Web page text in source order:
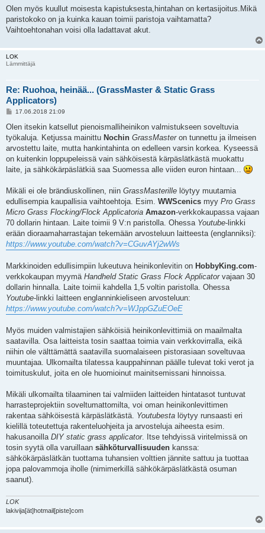
Olen myös kuullut moisesta kapistuksesta,hintahan on kertasijoitus.Mikä
paristokoko on ja kuinka kauan toimii paristoja vaihtamatta?
Vaihtoehtonahan voisi olla ladattavat akut.
LOK
Lämmittäjä
Re: Ruohoa, heinää... (GrassMaster & Static Grass
Applicators)
V
e
t
i
17.06.2018 21:09
Olen itsekin katsellut pienoismalliheinikon valmistukseen soveltuvia
työkaluja. Ketjussa mainittu Nochin GrassMasteron tunnettu ja ilmeisen
arvostettu laite, mutta hankintahinta on edelleen varsin korkea. Kyseessä
on kuitenkin loppupeleissä vain sähköisestä kärpäslätkästä muokattu
laite, ja sähkökärpäslätkiä saa Suomessa alle viiden euron hintaan...
Mikäli ei ole brändiuskollinen, niin GrassMasterille löytyy muutamia
edullisempia kaupallisia vaihtoehtoja. Esim. WWScenics myy Pro Grass
Micro Grass Flocking/Flock Applicatoria Amazon-verkkokaupassa vajaan
70 dollarin hintaan. Laite toimii 9 V:n paristolla. Ohessa Youtube-linkki
erään dioraamaharrastajan tekemään arvosteluun laitteesta (englanniksi):
https://www.youtube.com/watch?v=CGuvAYj2wWs
Markkinoiden edullisimpiin lukeutuva heinikonlevitin on HobbyKing.com-
verkkokaupan myymä Handheld Static Grass Flock Applicatorvajaan 30
dollarin hinnalla. Laite toimii kahdella 1,5 voltin paristolla. Ohessa
Youtube-linkki laitteen englanninkieliseen arvosteluun:
https://www.youtube.com/watch?v=WJppGZuEOeE
Myös muiden valmistajien sähköisiä heinikonlevittimiä on maailmalta
saatavilla. Osa laitteista tosin saattaa toimia vain verkkovirralla, eikä
niihin ole välttämättä saatavilla suomalaiseen pistorasiaan soveltuvaa
muuntajaa. Ulkomailta tilatessa kauppahinnan päälle tulevat toki verot ja
toimituskulut, joita en ole huomioinut mainitsemissani hinnoissa.
Mikäli ulkomailta tilaaminen tai valmiiden laitteiden hintatasot tuntuvat
harrasteprojektiin soveltumattomilta, voi oman heinikonlevittimen
rakentaa sähköisestä kärpäslätkästä. Youtubesta löytyy runsaasti eri
kielillä toteutettuja rakenteluohjeita ja arvosteluja aiheesta esim.
hakusanoilla DIY static grass applicator. Itse tehdyissä viritelmissä on
tosin syytä olla varuillaan sähköturvallisuuden kanssa:
sähkökärpäslätkän tuottama tuhansien volttien jännite sattuu ja tuottaa
jopa palovammoja iholle (nimimerkillä sähkökärpäslätkästä osuman
saanut).
LOK
lakivija[ät]hotmail[piste]com